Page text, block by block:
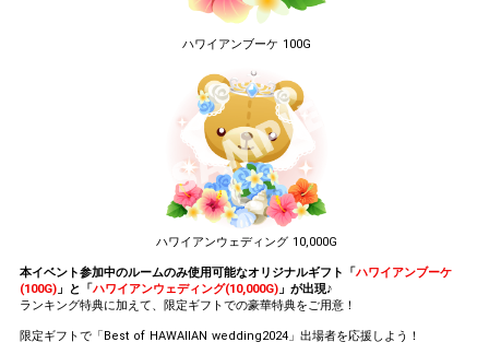
ハワイアンブーケ 100G
ハワイアンウェディング 10,000G
本イベント参加中のルームのみ使用可能なオリジナルギフト「ハワイアンブーケ
(100G) 」と「ハワイアンウェディング(10,000G) 」が出現♪
ランキング特典に加えて、限定ギフトでの豪華特典をご用意！
限定ギフトで「Best of HAWAIIAN wedding2024」出場者を応援しよう！